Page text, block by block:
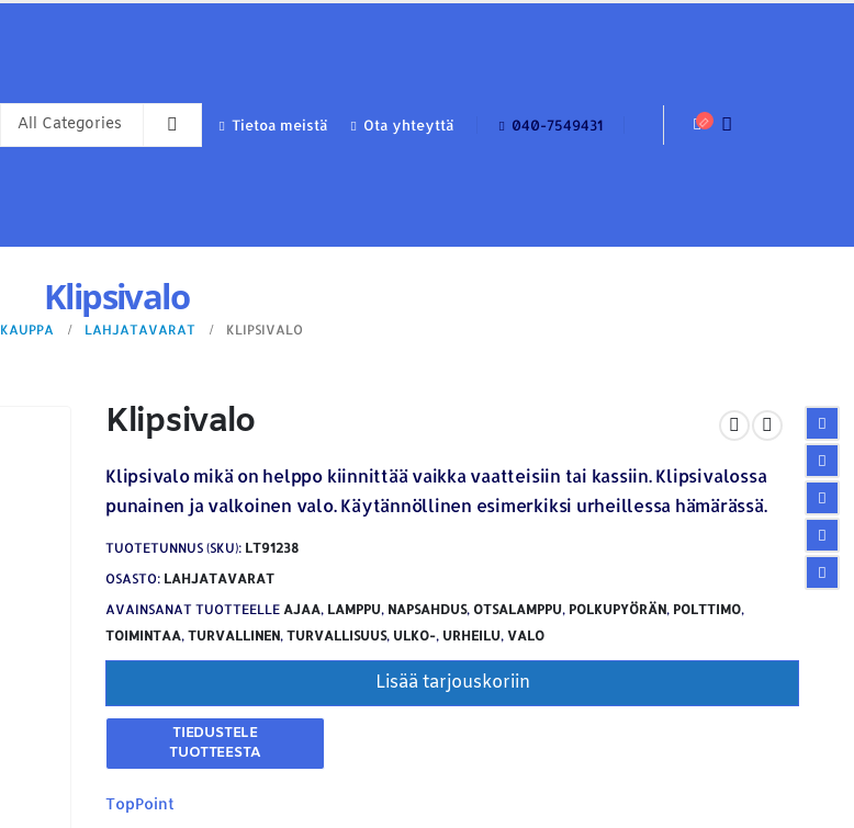
Tietoa meistä Ota yhteyttä 040-7549431
Klipsivalo
KAUPPA LAHJATAVARAT KLIPSIVALO
Klipsivalo
Klipsivalo mikä on helppo kiinnittää vaikka vaatteisiin tai kassiin. Klipsivalossa
punainen ja valkoinen valo. Käytännöllinen esimerkiksi urheillessa hämärässä.
TUOTETUNNUS (SKU): LT91238
OSASTO: LAHJATAVARAT
AVAINSANAT TUOTTEELLE AJAA, LAMPPU, NAPSAHDUS, OTSALAMPPU, POLKUPYÖRÄN, POLTTIMO,
TOIMINTAA, TURVALLINEN, TURVALLISUUS, ULKO-, URHEILU, VALO
Lisää tarjouskoriin
TopPoint